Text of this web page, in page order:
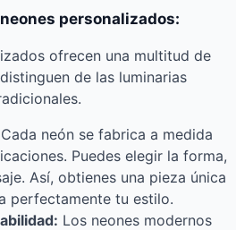
personalizados:
ofrecen una multitud de
de las luminarias
Cada neón se fabrica a medida
Puedes elegir la forma,
Así, obtienes una pieza única
perfectamente tu estilo.
Los neones modernos